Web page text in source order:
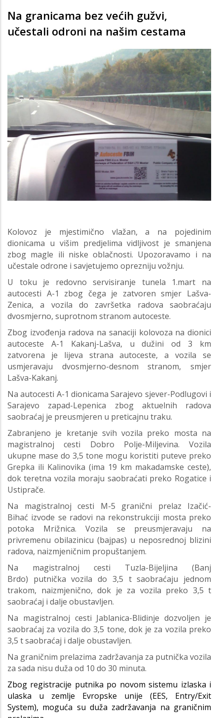
Na granicama bez većih gužvi,
učestali odroni na našim cestama
Kolovoz je mjestimično vlažan, a na pojedinim
dionicama u višim predjelima vidljivost je smanjena
zbog magle ili niske oblačnosti. Upozoravamo i na
učestale odrone i savjetujemo oprezniju vožnju.
U toku je redovno servisiranje tunela 1.mart na
autocesti A-1 zbog čega je zatvoren smjer Lašva-
Zenica, a vozila do završetka radova saobraćaju
dvosmjerno, suprotnom stranom autoceste.
Zbog izvođenja radova na sanaciji kolovoza na dionici
autoceste A-1 Kakanj-Lašva, u dužini od 3 km
zatvorena je lijeva strana autoceste, a vozila se
usmjeravaju dvosmjerno-desnom stranom, smjer
Lašva-Kakanj.
Na autocesti A-1 dionicama Sarajevo sjever-Podlugovi i
Sarajevo zapad-Lepenica zbog aktuelnih radova
saobraćaj je preusmjeren u preticajnu traku.
Zabranjeno je kretanje svih vozila preko mosta na
magistralnoj cesti Dobro Polje-Miljevina. Vozila
ukupne mase do 3,5 tone mogu koristiti puteve preko
Grepka ili Kalinovika (ima 19 km makadamske ceste),
dok teretna vozila moraju saobraćati preko Rogatice i
Ustiprače.
Na magistralnoj cesti M-5 granični prelaz Izačić-
Bihać izvode se radovi na rekonstrukciji mosta preko
potoka Mrižnica. Vozila se preusmjeravaju na
privremenu obilazinicu (bajpas) u neposrednoj blizini
radova, naizmjeničnim propuštanjem.
Na magistralnoj cesti Tuzla-Bijeljina (Banj
Brdo) putnička vozila do 3,5 t saobraćaju jednom
trakom, naizmjenično, dok je za vozila preko 3,5 t
saobraćaj i dalje obustavljen.
Na magistralnoj cesti Jablanica-Blidinje dozvoljen je
saobraćaj za vozila do 3,5 tone, dok je za vozila preko
3,5 t saobraćaj i dalje obustavljen.
Na graničnim prelazima zadržavanja za putnička vozila
za sada nisu duža od 10 do 30 minuta.
Zbog registracije putnika po novom sistemu izlaska i
ulaska u zemlje Evropske unije (EES, Entry/Exit
System), moguća su duža zadržavanja na graničnim